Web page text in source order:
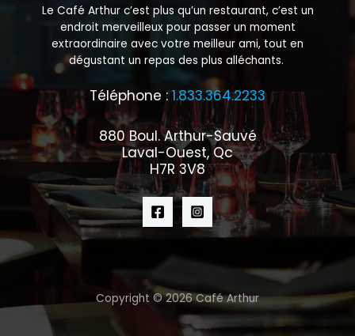
Le Café Arthur c’est plus qu’un restaurant, c’est un
endroit merveilleux pour passer un moment
extraordinaire avec votre meilleur ami, tout en
dégustant un repas des plus alléchants.
Téléphone :1.833.364.2233
880 Boul. Arthur-Sauvé
Laval-Ouest, Qc
H7R 3V8
Copyright © 2026 Café Arthur